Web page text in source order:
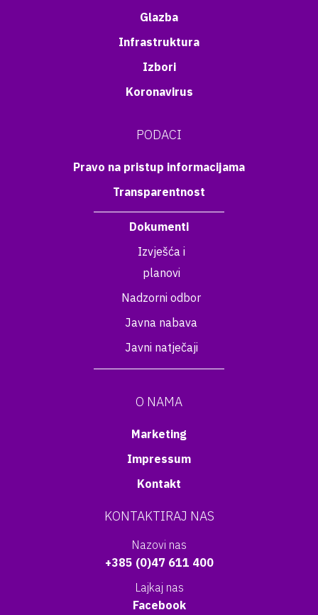
Glazba
Infrastruktura
Izbori
Koronavirus
PODACI
Pravo na pristup informacijama
Transparentnost
Dokumenti
Izvješća i
planovi
Nadzorni odbor
Javna nabava
Javni natječaji
O NAMA
Marketing
Impressum
Kontakt
KONTAKTIRAJ NAS
Nazovi nas
+385 (0)47 611 400
Lajkaj nas
Facebook